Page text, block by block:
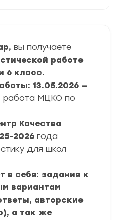
вы получаете
работе
6 класс.
13.05.2026 —
работа МЦКО по
Качества
2026 года
для школ
в себя: задания к
вариантам
авторские
а так же